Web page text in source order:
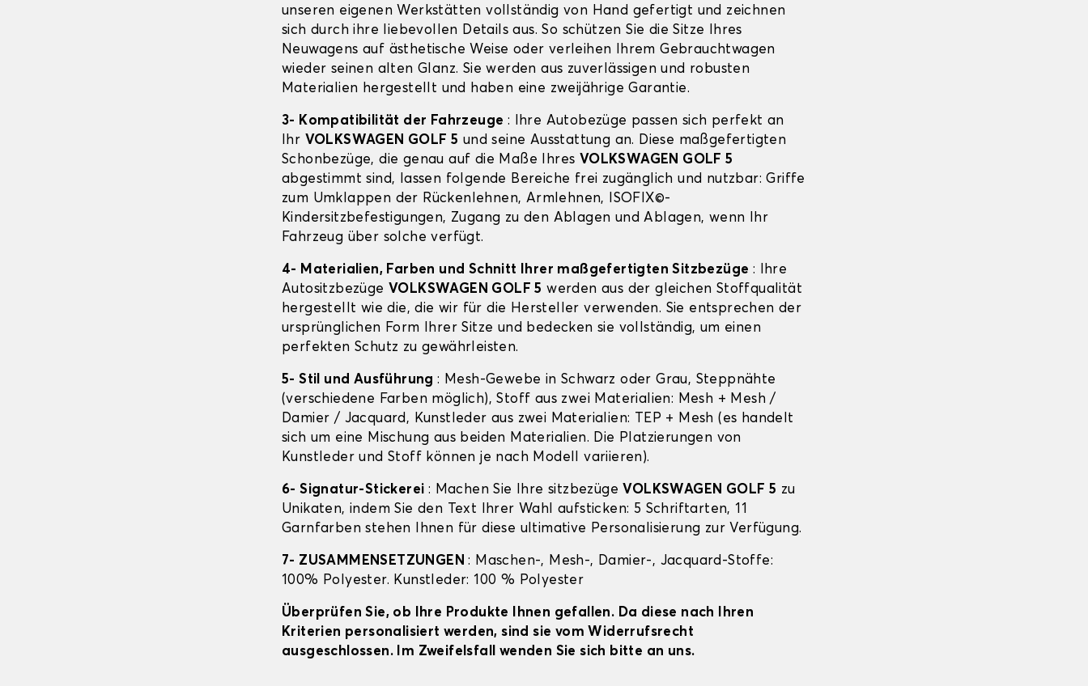
unseren eigenen Werkstätten vollständig von Hand gefertigt und zeichnen
sich durch ihre liebevollen Details aus. So schützen Sie die Sitze Ihres
Neuwagens auf ästhetische Weise oder verleihen Ihrem Gebrauchtwagen
wieder seinen alten Glanz. Sie werden aus zuverlässigen und robusten
Materialien hergestellt und haben eine zweijährige Garantie.
3- Kompatibilität der Fahrzeuge : Ihre Autobezüge passen sich perfekt an
Ihr VOLKSWAGEN GOLF 5 und seine Ausstattung an. Diese maßgefertigten
Schonbezüge, die genau auf die Maße Ihres VOLKSWAGEN GOLF 5
abgestimmt sind, lassen folgende Bereiche frei zugänglich und nutzbar: Griffe
zum Umklappen der Rückenlehnen, Armlehnen, ISOFIX©-
Kindersitzbefestigungen, Zugang zu den Ablagen und Ablagen, wenn Ihr
Fahrzeug über solche verfügt.
4- Materialien, Farben und Schnitt Ihrer maßgefertigten Sitzbezüge : Ihre
Autositzbezüge VOLKSWAGEN GOLF 5 werden aus der gleichen Stoffqualität
hergestellt wie die, die wir für die Hersteller verwenden. Sie entsprechen der
ursprünglichen Form Ihrer Sitze und bedecken sie vollständig, um einen
perfekten Schutz zu gewährleisten.
5- Stil und Ausführung: Mesh-Gewebe in Schwarz oder Grau, Steppnähte
(verschiedene Farben möglich), Stoff aus zwei Materialien: Mesh + Mesh /
Damier / Jacquard, Kunstleder aus zwei Materialien: TEP + Mesh (es handelt
sich um eine Mischung aus beiden Materialien. Die Platzierungen von
Kunstleder und Stoff können je nach Modell variieren).
6- Signatur-Stickerei : Machen Sie Ihre sitzbezüge VOLKSWAGEN GOLF 5 zu
Unikaten, indem Sie den Text Ihrer Wahl aufsticken: 5 Schriftarten, 11
Garnfarben stehen Ihnen für diese ultimative Personalisierung zur Verfügung.
7- ZUSAMMENSETZUNGEN: Maschen-, Mesh-, Damier-, Jacquard-Stoffe:
100% Polyester. Kunstleder: 100 % Polyester
Überprüfen Sie, ob Ihre Produkte Ihnen gefallen. Da diese nach Ihren
Kriterien personalisiert werden, sind sie vom Widerrufsrecht
ausgeschlossen. Im Zweifelsfall wenden Sie sich bitte an uns.